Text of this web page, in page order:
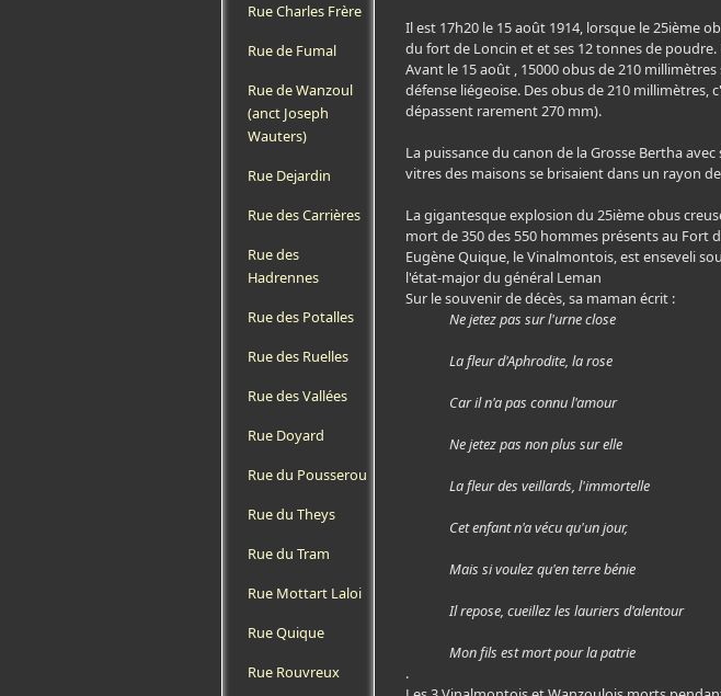
Rue Charles Frère
Rue de Fumal
Rue de Wanzoul
(anct Joseph
Wauters)
Rue Dejardin
Rue des Carrières
Rue des
Hadrennes
Rue des Potalles
Rue des Ruelles
Rue des Vallées
Rue Doyard
Rue du Pousserou
Rue du Theys
Rue du Tram
Rue Mottart Laloi
Rue Quique
Rue Rouvreux
Il est 17h20 le 15 août 1914, lorsque le 25ième
du fort de Loncin et et ses 12 tonnes de
Avant le 15 août , 15000 obus de 210
défense liégeoise. Des obus de 210
dépassent rarement 270 mm).
La puissance du canon de la Grosse Bertha
vitres des maisons se brisaient dans un rayon
La gigantesque explosion du 25ième obus
mort de 350 des 550 hommes présents au Fort
Eugène Quique, le Vinalmontois, est enseveli
l'état-major du général Leman
Sur le souvenir de décès, sa maman écrit :
Ne jetez pas sur l'urne close
La fleur d'Aphrodite, la rose
Car il n'a pas connu l'amour
Ne jetez pas non plus sur elle
La fleur des veillards, l'immortelle
Cet enfant n'a vécu qu'un jour,
Mais si voulez qu'en terre bénie
Il repose, cueillez les lauriers d'alentour
Mon fils est mort pour la patrie
.